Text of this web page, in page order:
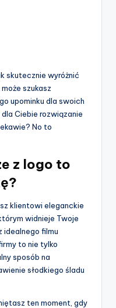
skutecznie wyróżnić
szukasz
upominku dla swoich
Ciebie rozwiązanie
No to
z logo to
klientowi eleganckie
widnieje Twoje
idealnego filmu
to nie tylko
sposób na
słodkiego śladu
ten moment, gdy